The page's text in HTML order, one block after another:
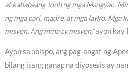
at kababaang-loob ng mga Mangyan.
ng mga pari, madre, at mga layko. Mga
misyon. Ang mina ay misyon,”ayon kay
Ayon sa obispo, ang pag-angat ng
bilang isang ganap na diyosesis ay